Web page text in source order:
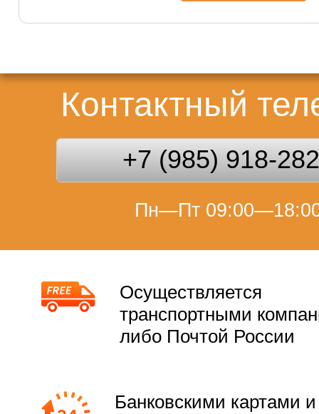
Контактный
+7 (985) 918-
Пн—Пт
Осуществляется
транспортными
либо Почтой России
Банковскими картами и